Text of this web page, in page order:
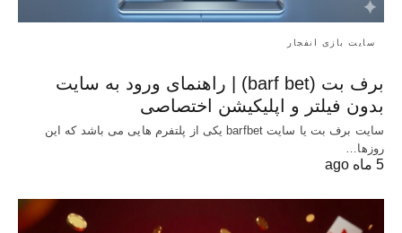
سایت بازی انفجار
برف بت (barf bet) | راهنمای ورود به سایت
بدون فیلتر و اپلیکیشن اختصاصی
سایت برف بت یا سایت barfbet یکی از پلتفرم‌ هایی می باشد که این
روزها…
5 ماه ago